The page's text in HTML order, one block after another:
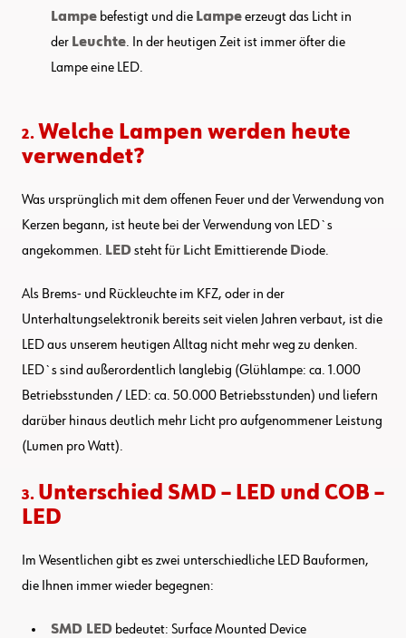
Lampe befestigt und die Lampeerzeugt das Licht in
der Leuchte. In der heutigen Zeit ist immer öfter die
Lampe eine LED.
2. Welche Lampen werden heute
verwendet?
Was ursprünglich mit dem offenen Feuer und der Verwendung von
Kerzen begann, ist heute bei der Verwendung von LED`s
angekommen. LEDsteht für Licht Emittierende Diode.
Als Brems- und Rückleuchte im KFZ, oder in der
Unterhaltungselektronik bereits seit vielen Jahren verbaut, ist die
LED aus unserem heutigen Alltag nicht mehr weg zu denken.
LED`s sind außerordentlich langlebig (Glühlampe: ca. 1.000
Betriebsstunden / LED: ca. 50.000 Betriebsstunden) und liefern
darüber hinaus deutlich mehr Licht pro aufgenommener Leistung
(Lumen pro Watt).
3. Unterschied SMD – LED und COB –
LED
Im Wesentlichen gibt es zwei unterschiedliche LED Bauformen,
die Ihnen immer wieder begegnen:
SMD LED bedeutet: Surface Mounted Device